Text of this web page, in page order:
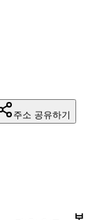
주소 공유하기